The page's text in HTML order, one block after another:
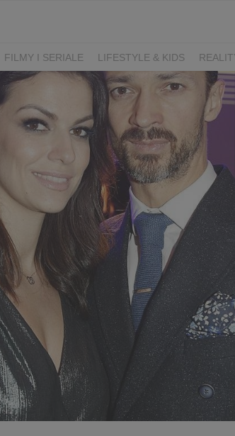
FILMY I SERIALE LIFESTYLE & KIDS
ŚLUB? BELFER SORTOWNIA KLANGOR